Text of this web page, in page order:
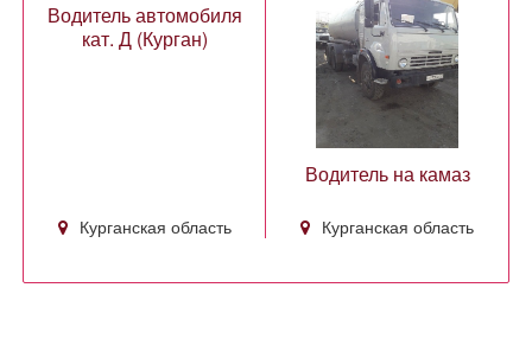
Водитель автомобиля
кат. Д (Курган)
Курганская область
Водитель на камаз
Курганская область